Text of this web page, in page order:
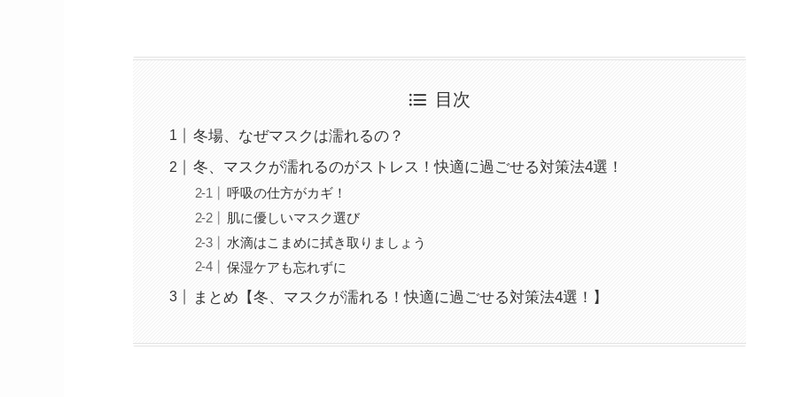
目次
冬場、なぜマスクは濡れるの？
冬、マスクが濡れるのがストレス！快適に過ごせる対策法4選！
呼吸の仕方がカギ！
肌に優しいマスク選び
水滴はこまめに拭き取りましょう
保湿ケアも忘れずに
まとめ【冬、マスクが濡れる！快適に過ごせる対策法4選！】